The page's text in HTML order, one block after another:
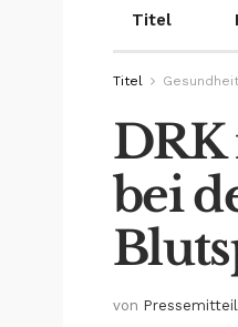
Titel
Titel Gesundheit
DRK
bei
von